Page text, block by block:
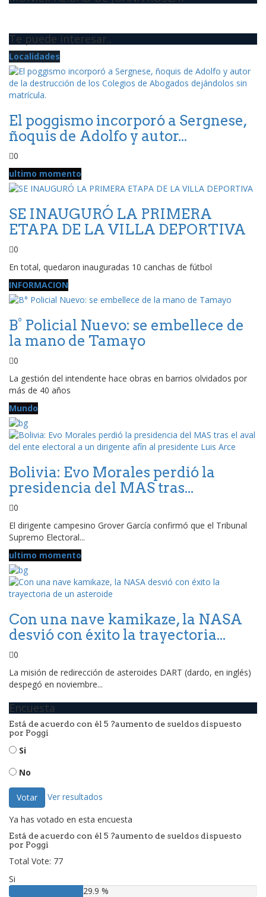
Te puede interesar..
Localidades
El poggismo incorporó a Sergnese,
ñoquis de Adolfo y autor...
0
ultimo momento
SE INAUGURÓ LA PRIMERA
ETAPA DE LA VILLA DEPORTIVA
0
En total, quedaron inauguradas 10 canchas de fútbol
INFORMACION
B° Policial Nuevo: se embellece de
la mano de Tamayo
0
La gestión del intendente hace obras en barrios olvidados por
más de 40 años
Mundo
Bolivia: Evo Morales perdió la
presidencia del MAS tras...
0
El dirigente campesino Grover García confirmó que el Tribunal
Supremo Electoral...
ultimo momento
Con una nave kamikaze, la NASA
desvió con éxito la trayectoria...
0
La misión de redirección de asteroides DART (dardo, en inglés)
despegó en noviembre...
Encuesta
Está de acuerdo con él 5 ?aumento de sueldos dispuesto
por Poggi
Si
No
Votar Ver resultados
Ya has votado en esta encuesta
Está de acuerdo con él 5 ?aumento de sueldos dispuesto
por Poggi
Total Vote: 77
Si
29.9 %